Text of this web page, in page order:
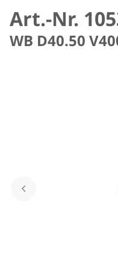
Art.-Nr.
WB D40.50